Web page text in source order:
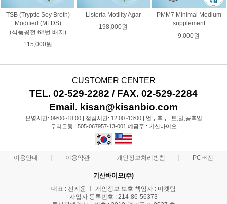
TSB (Tryptic Soy Broth)
Modified (MFDS)
(식품공전 68번 배지)
115,000원
Listeria Motility Agar
198,000원
PMM7 Minimal Medium
supplement
9,000원
CUSTOMER CENTER
TEL. 02-529-2282 / FAX. 02-529-2284
Email. kisan@kisanbio.com
운영시간: 09:00~18:00 | 점심시간: 12:00~13:00 | 업무휴무: 토,일,공휴일
우리은행 : 505-067957-13-001 예금주 : 기산바이오
이용안내 이용약관 개인정보처리방침 PC버전
기산바이오(주)
대표 : 선지운 ㅣ 개인정보 보호 책임자 : 마켓팀
사업자 등록번호 : 214-86-56373